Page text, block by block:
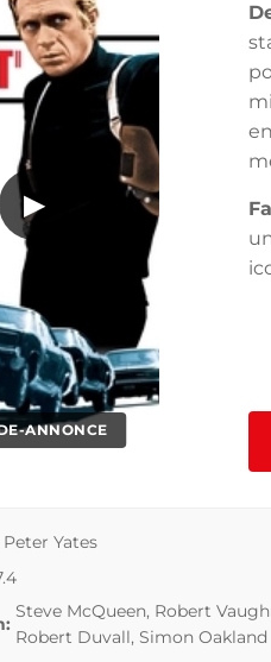
ANNONCE
▶
Peter Yates
Steve McQueen, Robert
Robert Duvall, Simon Oakland